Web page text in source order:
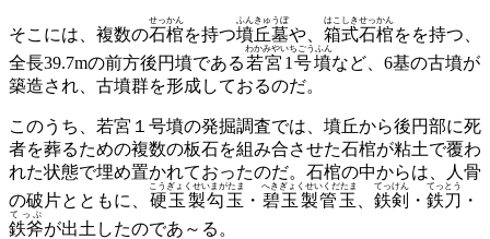
そこには、複数の石棺
せっかん
を持つ墳丘墓
ふんきゅうぼ
や、 箱式石棺
はこしきせっかん
をを持つ、
全長39.7mの前方後円墳である 若宮1号墳
わかみやいちごうふん
など、6基の古墳が
築造され、古墳群を形成しておるのだ。
このうち、若宮１号墳の発掘調査では、墳丘から後円部に死
者を葬るための複数の板石を組み合させた石棺が粘土で覆わ
れた状態で埋め置かれておったのだ。石棺の中からは、人骨
の破片とともに、 硬玉製勾玉
こうぎょくせいまがたま
・ 碧玉製管玉
へきぎょくせいくだたま
鉄剣
てっけん
・ 鉄刀
てっとう
・
鉄斧
てっぷ
が出土したのであ～る。